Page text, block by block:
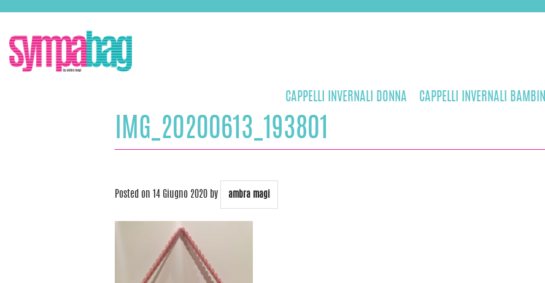
content
CAPPELLI INVERNALI DONNA CAPPELLI INVERNALI BAMBINI
IMG_20200613_193801
Posted on 14 Giugno 2020 by ambra magi